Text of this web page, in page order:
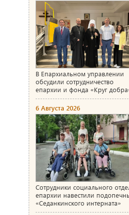
В Епархиальном управлении
обсудили сотрудничество
епархии и фонда «Круг
6 Августа 2026
Сотрудники социального
епархии навестили
«Седанкинского интерната»